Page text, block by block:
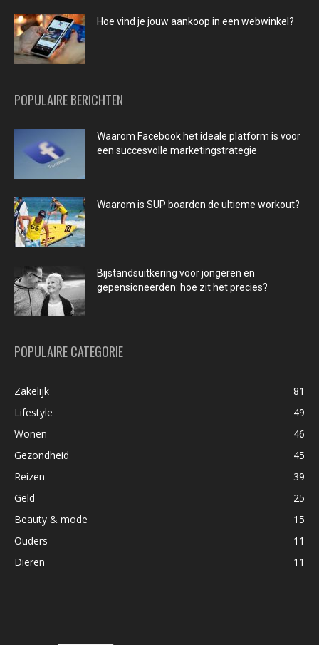
Hoe vind je jouw aankoop in een webwinkel?
POPULAIRE BERICHTEN
Waarom Facebook het ideale platform is voor
een succesvolle marketingstrategie
Waarom is SUP boarden de ultieme workout?
Bijstandsuitkering voor jongeren en
gepensioneerden: hoe zit het precies?
POPULAIRE CATEGORIE
Zakelijk
81
Lifestyle
49
Wonen
46
Gezondheid
45
Reizen
39
Geld
25
Beauty & mode
15
Ouders
11
Dieren
11